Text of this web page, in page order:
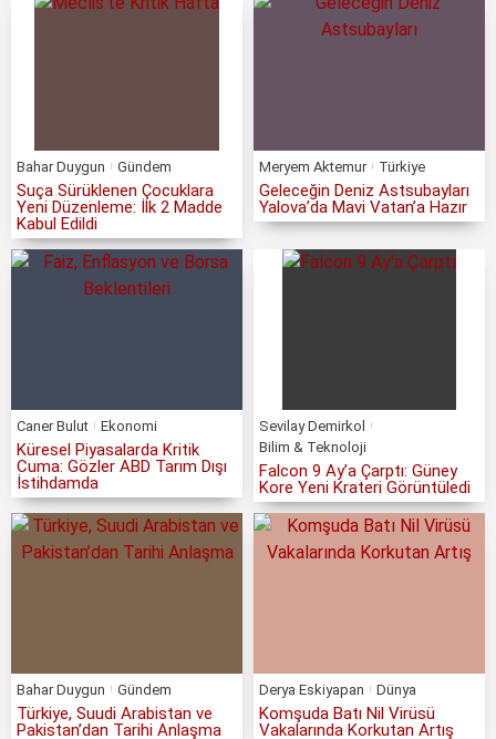
Bahar Duygun Gündem
Suça Sürüklenen Çocuklara
Yeni Düzenleme: İlk 2 Madde
Kabul Edildi
Meryem Aktemur Türkiye
Geleceğin Deniz Astsubayları
Yalova’da Mavi Vatan’a Hazır
Caner Bulut Ekonomi
Küresel Piyasalarda Kritik
Cuma: Gözler ABD Tarım Dışı
İstihdamda
Sevilay Demirkol
Bilim & Teknoloji
Falcon 9 Ay’a Çarptı: Güney
Kore Yeni Krateri Görüntüledi
Bahar Duygun Gündem
Türkiye, Suudi Arabistan ve
Pakistan’dan Tarihi Anlaşma
Derya Eskiyapan Dünya
Komşuda Batı Nil Virüsü
Vakalarında Korkutan Artış